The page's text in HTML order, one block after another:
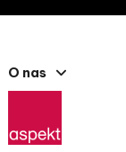
O nas